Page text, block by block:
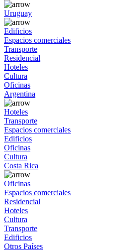
Uruguay
Edificios
Espacios comerciales
Transporte
Residencial
Hoteles
Cultura
Oficinas
Argentina
Hoteles
Transporte
Espacios comerciales
Edificios
Oficinas
Cultura
Costa Rica
Oficinas
Espacios comerciales
Residencial
Hoteles
Cultura
Transporte
Edificios
Otros Países